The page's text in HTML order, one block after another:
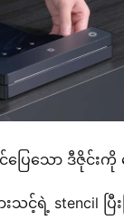
ာ ဒီဇိုင်းကို ပေါ
ျားသင့်ရဲ့